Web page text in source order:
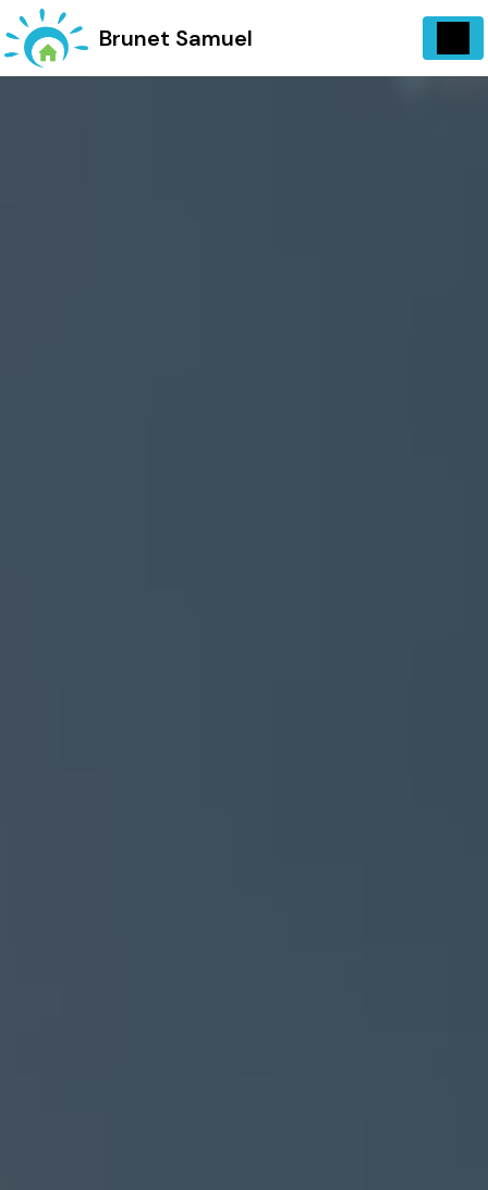
734 Vieux, Chemin d'Entrecasteaux 83570 Carcès
06 13 07 72 97Brunet Samuel
Panneau de gestion des cookies